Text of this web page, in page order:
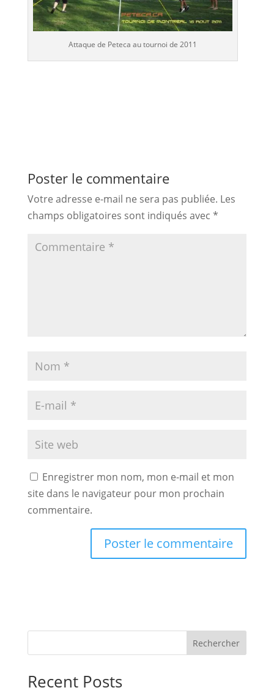
Attaque de Peteca au tournoi de 2011
Poster le commentaire
Votre adresse e-mail ne sera pas publiée. Les
champs obligatoires sont indiqués avec *
Enregistrer mon nom, mon e-mail et mon
site dans le navigateur pour mon prochain
commentaire.
Rechercher
Recent Posts